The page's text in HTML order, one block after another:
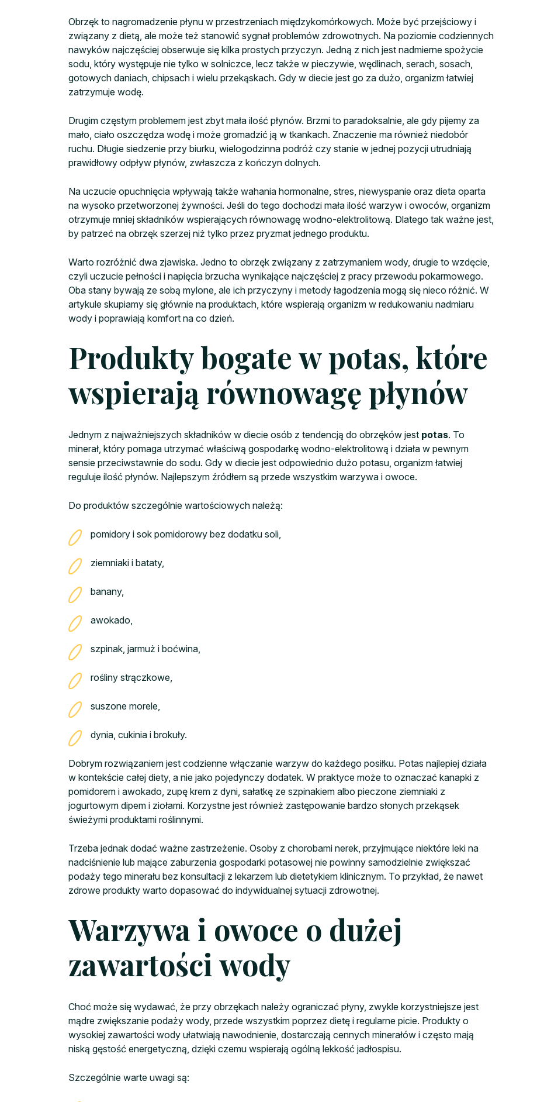
Obrzęk to nagromadzenie płynu w przestrzeniach międzykomórkowych. Może być przejściowy i
związany z dietą, ale może też stanowić sygnał problemów zdrowotnych. Na poziomie codziennych
nawyków najczęściej obserwuje się kilka prostych przyczyn. Jedną z nich jest nadmierne spożycie
sodu, który występuje nie tylko w solniczce, lecz także w pieczywie, wędlinach, serach, sosach,
gotowych daniach, chipsach i wielu przekąskach. Gdy w diecie jest go za dużo, organizm łatwiej
zatrzymuje wodę.
Drugim częstym problemem jest zbyt mała ilość płynów. Brzmi to paradoksalnie, ale gdy pijemy za
mało, ciało oszczędza wodę i może gromadzić ją w tkankach. Znaczenie ma również niedobór
ruchu. Długie siedzenie przy biurku, wielogodzinna podróż czy stanie w jednej pozycji utrudniają
prawidłowy odpływ płynów, zwłaszcza z kończyn dolnych.
Na uczucie opuchnięcia wpływają także wahania hormonalne, stres, niewyspanie oraz dieta oparta
na wysoko przetworzonej żywności. Jeśli do tego dochodzi mała ilość warzyw i owoców, organizm
otrzymuje mniej składników wspierających równowagę wodno-elektrolitową. Dlatego tak ważne jest,
by patrzeć na obrzęk szerzej niż tylko przez pryzmat jednego produktu.
Warto rozróżnić dwa zjawiska. Jedno to obrzęk związany z zatrzymaniem wody, drugie to wzdęcie,
czyli uczucie pełności i napięcia brzucha wynikające najczęściej z pracy przewodu pokarmowego.
Oba stany bywają ze sobą mylone, ale ich przyczyny i metody łagodzenia mogą się nieco różnić. W
artykule skupiamy się głównie na produktach, które wspierają organizm w redukowaniu nadmiaru
wody i poprawiają komfort na co dzień.
Produkty bogate w potas, które
wspierają równowagę płynów
Jednym z najważniejszych składników w diecie osób z tendencją do obrzęków jest potas. To
minerał, który pomaga utrzymać właściwą gospodarkę wodno-elektrolitową i działa w pewnym
sensie przeciwstawnie do sodu. Gdy w diecie jest odpowiednio dużo potasu, organizm łatwiej
reguluje ilość płynów. Najlepszym źródłem są przede wszystkim warzywa i owoce.
Do produktów szczególnie wartościowych należą:
pomidory i sok pomidorowy bez dodatku soli,
ziemniaki i bataty,
banany,
awokado,
szpinak, jarmuż i boćwina,
rośliny strączkowe,
suszone morele,
dynia, cukinia i brokuły.
Dobrym rozwiązaniem jest codzienne włączanie warzyw do każdego posiłku. Potas najlepiej działa
w kontekście całej diety, a nie jako pojedynczy dodatek. W praktyce może to oznaczać kanapki z
pomidorem i awokado, zupę krem z dyni, sałatkę ze szpinakiem albo pieczone ziemniaki z
jogurtowym dipem i ziołami. Korzystne jest również zastępowanie bardzo słonych przekąsek
świeżymi produktami roślinnymi.
Trzeba jednak dodać ważne zastrzeżenie. Osoby z chorobami nerek, przyjmujące niektóre leki na
nadciśnienie lub mające zaburzenia gospodarki potasowej nie powinny samodzielnie zwiększać
podaży tego minerału bez konsultacji z lekarzem lub dietetykiem klinicznym. To przykład, że nawet
zdrowe produkty warto dopasować do indywidualnej sytuacji zdrowotnej.
Warzywa i owoce o dużej
zawartości wody
Choć może się wydawać, że przy obrzękach należy ograniczać płyny, zwykle korzystniejsze jest
mądre zwiększanie podaży wody, przede wszystkim poprzez dietę i regularne picie. Produkty o
wysokiej zawartości wody ułatwiają nawodnienie, dostarczają cennych minerałów i często mają
niską gęstość energetyczną, dzięki czemu wspierają ogólną lekkość jadłospisu.
Szczególnie warte uwagi są: